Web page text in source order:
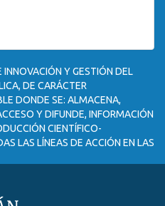
INNOVACIÓN Y GESTIÓN DEL
DE CARÁCTER
DONDE SE: ALMACENA,
Y DIFUNDE, INFORMACIÓN
CIENTÍFICO-
LAS LÍNEAS DE ACCIÓN EN LAS